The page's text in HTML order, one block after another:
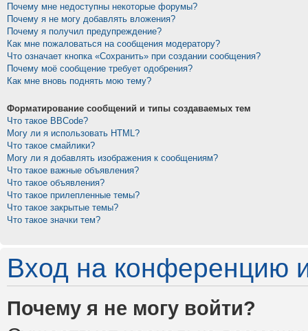
Почему мне недоступны некоторые форумы?
Почему я не могу добавлять вложения?
Почему я получил предупреждение?
Как мне пожаловаться на сообщения модератору?
Что означает кнопка «Сохранить» при создании сообщения?
Почему моё сообщение требует одобрения?
Как мне вновь поднять мою тему?
Форматирование сообщений и типы создаваемых тем
Что такое BBCode?
Могу ли я использовать HTML?
Что такое смайлики?
Могу ли я добавлять изображения к сообщениям?
Что такое важные объявления?
Что такое объявления?
Что такое прилепленные темы?
Что такое закрытые темы?
Что такое значки тем?
Вход на конференцию
Почему я не могу войти?